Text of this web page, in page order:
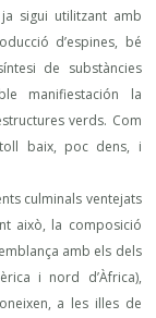
sigui utilitzant amb
d’espines, bé
de substàncies
manifiestación la
verds. Com
baix, poc dens, i
culminals ventejats
això, la composició
amb els dels
i nord d’Àfrica),
a les illes de